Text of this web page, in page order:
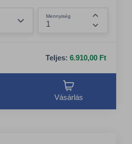
Mennyiség
Összeg
Teljes: 6.910,00 Ft
Vásárlás